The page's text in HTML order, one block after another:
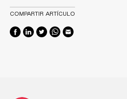
COMPARTIR ARTÍCULO